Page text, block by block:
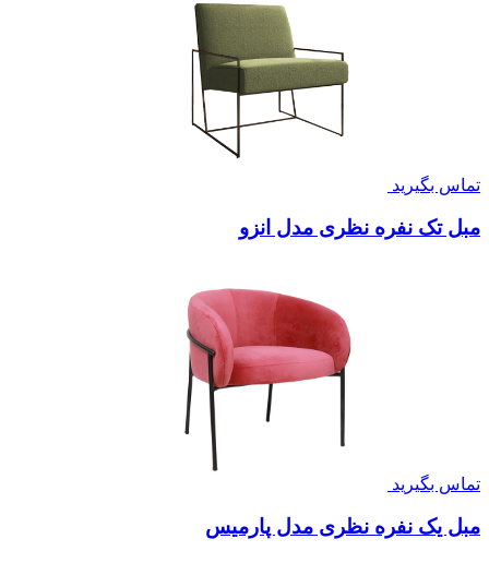
تماس بگیرید
مبل تک نفره نظری مدل انزو
تماس بگیرید
مبل یک نفره نظری مدل پارمیس